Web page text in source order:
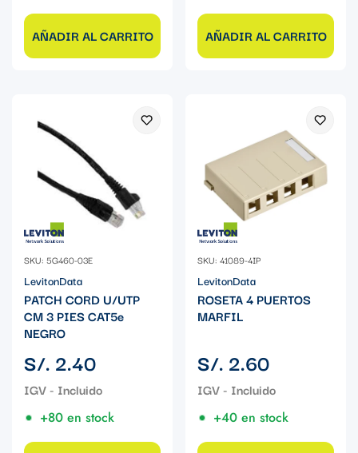
AÑADIR AL CARRITO AÑADIR AL CARRITO
SKU: 5G460-03E
LevitonData
PATCH CORD U/UTP
CM 3 PIES CAT5e
NEGRO
Precio
regular
S/. 2.40
+80 en stock
SKU: 41089-4IP
LevitonData
ROSETA 4 PUERTOS
MARFIL
Precio
regular
S/. 2.60
+40 en stock